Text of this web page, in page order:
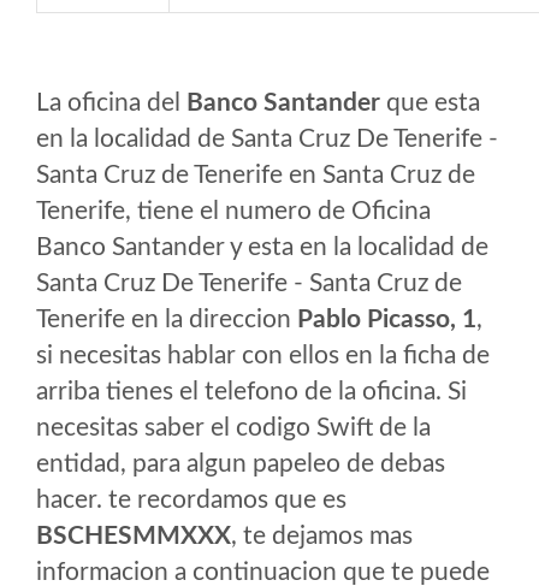
La oficina del Banco Santander que esta
en la localidad de Santa Cruz De Tenerife -
Santa Cruz de Tenerife en Santa Cruz de
Tenerife, tiene el numero de Oficina
Banco Santander y esta en la localidad de
Santa Cruz De Tenerife - Santa Cruz de
Tenerife en la direccion Pablo Picasso, 1,
si necesitas hablar con ellos en la ficha de
arriba tienes el telefono de la oficina. Si
necesitas saber el codigo Swift de la
entidad, para algun papeleo de debas
hacer. te recordamos que es
BSCHESMMXXX, te dejamos mas
informacion a continuacion que te puede